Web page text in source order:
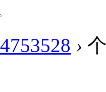
›